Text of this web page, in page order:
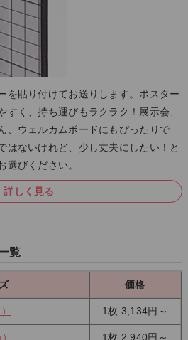
を貼り付けてお送りします。ポスター
すく、持ち運びもラクラク！展示会、
、ウェルカムボードにもぴったりで
はないけれど、少し丈夫にしたい！と
選びください。
詳しく見る
覧
価格
1枚 3,134円～
1枚 2,940円～